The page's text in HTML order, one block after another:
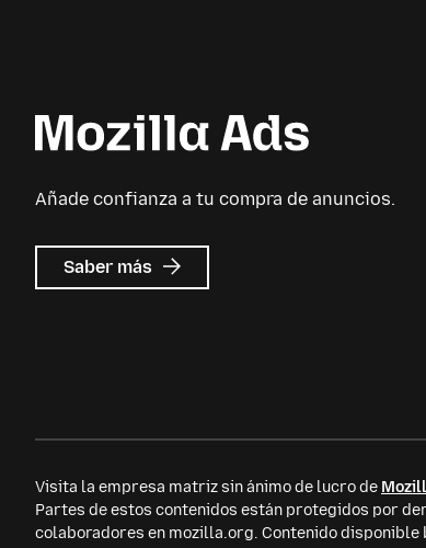
Añade confianza a tu compra de anuncios.
Saber más sobre
Mozilla
Visita la empresa matriz sin ánimo de lucro de
Partes de estos contenidos están protegidos por
colaboradores en mozilla.org. Contenido disponible